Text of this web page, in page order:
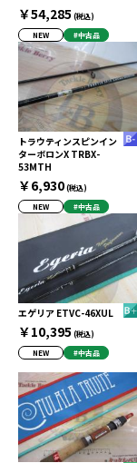
￥54,285 (税込)
NEW
#中古品
トラウティンスピンイン
ターボロンX TRBX-
53MTH
￥6,930(税込)
NEW
#中古品
エゲリア ETVC-46XUL
￥10,395 (税込)
NEW
#中古品